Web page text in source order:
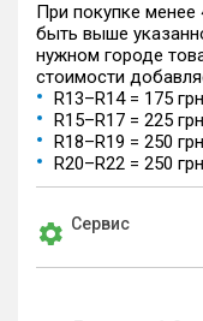
При покупке
быть выше
нужном городе
стоимости
R13–R14 = 175
R15–R17 = 225
R18–R19 = 250
R20–R22 = 250
Сервис